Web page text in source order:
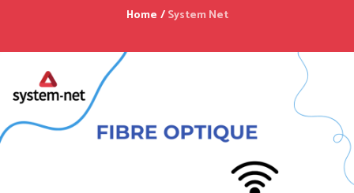
Home /System Net